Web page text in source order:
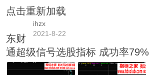
点击重新加载
ihzx
2021-8-22
东财
通超级信号选股指标 成功率79%